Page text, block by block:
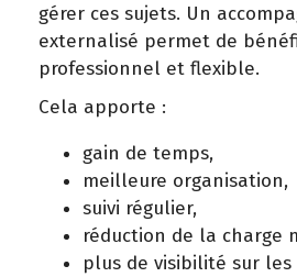
gérer ces sujets. Un
externalisé permet de
professionnel et flexible.
Cela apporte :
gain de temps,
meilleure organisation,
suivi régulier,
réduction de la charge
plus de visibilité sur